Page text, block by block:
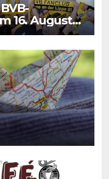
16. August